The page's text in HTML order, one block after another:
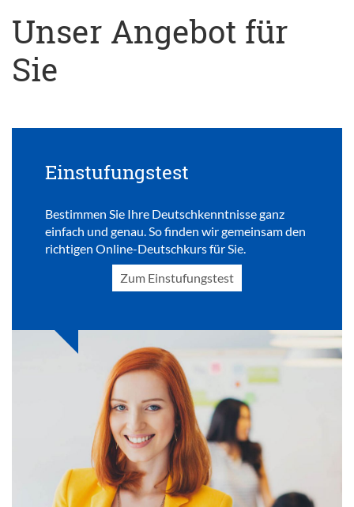
Unser Angebot für
Sie
Einstufungstest
Bestimmen Sie Ihre Deutschkenntnisse ganz
einfach und genau. So finden wir gemeinsam den
richtigen Online-Deutschkurs für Sie.
Zum Einstufungstest